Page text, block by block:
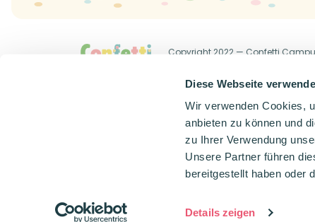
Diese Webseite
Wir verwenden Cookies,
anbieten zu können und
zu Ihrer Verwendung
Unsere Partner führen
bereitgestellt haben oder
Details zeigen
Copyright 2022 — Confetti